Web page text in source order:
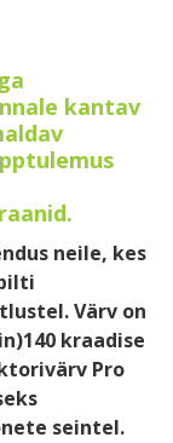
kantav
neile, kes
Värv on
kraadise
Pro
seintel.